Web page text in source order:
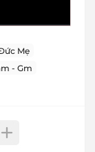
Mẹ
- Gm